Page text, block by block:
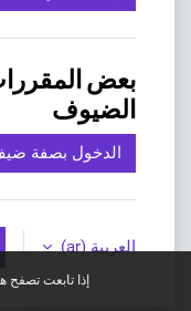
إذا تابعت تصفح
بعض
الضيوف
الدخول بصفة
العربية ‎(ar)‎